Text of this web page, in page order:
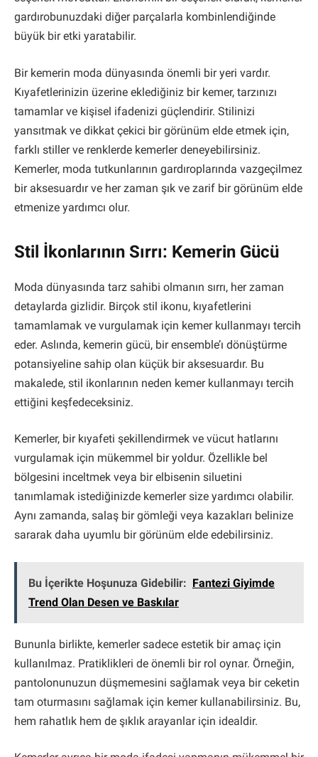
gardırobunuzdaki diğer parçalarla kombinlendiğinde
büyük bir etki yaratabilir.
Bir kemerin moda dünyasında önemli bir yeri vardır.
Kıyafetlerinizin üzerine eklediğiniz bir kemer, tarzınızı
tamamlar ve kişisel ifadenizi güçlendirir. Stilinizi
yansıtmak ve dikkat çekici bir görünüm elde etmek için,
farklı stiller ve renklerde kemerler deneyebilirsiniz.
Kemerler, moda tutkunlarının gardıroplarında vazgeçilmez
bir aksesuardır ve her zaman şık ve zarif bir görünüm elde
etmenize yardımcı olur.
Stil İkonlarının Sırrı: Kemerin Gücü
Moda dünyasında tarz sahibi olmanın sırrı, her zaman
detaylarda gizlidir. Birçok stil ikonu, kıyafetlerini
tamamlamak ve vurgulamak için kemer kullanmayı tercih
eder. Aslında, kemerin gücü, bir ensemble’ı dönüştürme
potansiyeline sahip olan küçük bir aksesuardır. Bu
makalede, stil ikonlarının neden kemer kullanmayı tercih
ettiğini keşfedeceksiniz.
Kemerler, bir kıyafeti şekillendirmek ve vücut hatlarını
vurgulamak için mükemmel bir yoldur. Özellikle bel
bölgesini inceltmek veya bir elbisenin siluetini
tanımlamak istediğinizde kemerler size yardımcı olabilir.
Aynı zamanda, salaş bir gömleği veya kazakları belinize
sararak daha uyumlu bir görünüm elde edebilirsiniz.
Bu İçerikte Hoşunuza Gidebilir: Fantezi Giyimde
Trend Olan Desen ve Baskılar
Bununla birlikte, kemerler sadece estetik bir amaç için
kullanılmaz. Pratiklikleri de önemli bir rol oynar. Örneğin,
pantolonunuzun düşmemesini sağlamak veya bir ceketin
tam oturmasını sağlamak için kemer kullanabilirsiniz. Bu,
hem rahatlık hem de şıklık arayanlar için idealdir.